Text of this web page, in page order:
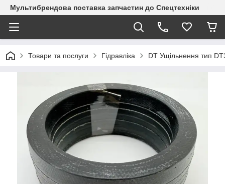
Мультибрендова поставка запчастин до Спецтехніки
Товари та послуги Гідравліка DT Ущільнення тип